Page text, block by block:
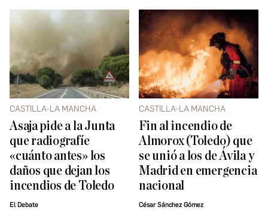
CASTILLA-LA MANCHA
Asaja pide a la Junta
que radiografíe
«cuánto antes» los
daños que dejan los
incendios de Toledo
El Debate
CASTILLA-LA MANCHA
Fin al incendio de
Almorox (Toledo) que
se unió a los de Ávila y
Madrid en emergencia
nacional
César Sánchez Gómez